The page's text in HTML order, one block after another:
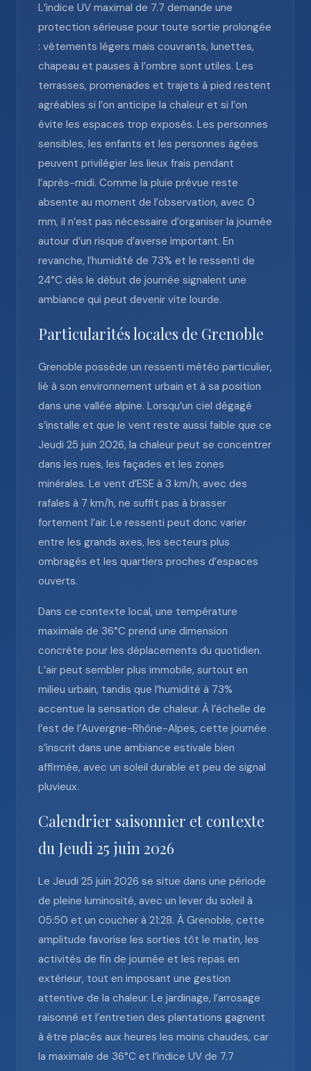
L’indice UV maximal de 7.7 demande une
protection sérieuse pour toute sortie prolongée
: vêtements légers mais couvrants, lunettes,
chapeau et pauses à l’ombre sont utiles. Les
terrasses, promenades et trajets à pied restent
agréables si l’on anticipe la chaleur et si l’on
évite les espaces trop exposés. Les personnes
sensibles, les enfants et les personnes âgées
peuvent privilégier les lieux frais pendant
l’après-midi. Comme la pluie prévue reste
absente au moment de l’observation, avec 0
mm, il n’est pas nécessaire d’organiser la journée
autour d’un risque d’averse important. En
revanche, l’humidité de 73% et le ressenti de
24°C dès le début de journée signalent une
ambiance qui peut devenir vite lourde.
Particularités locales de Grenoble
Grenoble possède un ressenti météo particulier,
lié à son environnement urbain et à sa position
dans une vallée alpine. Lorsqu’un ciel dégagé
s’installe et que le vent reste aussi faible que ce
Jeudi 25 juin 2026, la chaleur peut se concentrer
dans les rues, les façades et les zones
minérales. Le vent d’ESE à 3 km/h, avec des
rafales à 7 km/h, ne suffit pas à brasser
fortement l’air. Le ressenti peut donc varier
entre les grands axes, les secteurs plus
ombragés et les quartiers proches d’espaces
ouverts.
Dans ce contexte local, une température
maximale de 36°C prend une dimension
concrète pour les déplacements du quotidien.
L’air peut sembler plus immobile, surtout en
milieu urbain, tandis que l’humidité à 73%
accentue la sensation de chaleur. À l’échelle de
l’est de l’Auvergne-Rhône-Alpes, cette journée
s’inscrit dans une ambiance estivale bien
affirmée, avec un soleil durable et peu de signal
pluvieux.
Calendrier saisonnier et contexte
du Jeudi 25 juin 2026
Le Jeudi 25 juin 2026 se situe dans une période
de pleine luminosité, avec un lever du soleil à
05:50 et un coucher à 21:28. À Grenoble, cette
amplitude favorise les sorties tôt le matin, les
activités de fin de journée et les repas en
extérieur, tout en imposant une gestion
attentive de la chaleur. Le jardinage, l’arrosage
raisonné et l’entretien des plantations gagnent
à être placés aux heures les moins chaudes, car
la maximale de 36°C et l’indice UV de 7.7